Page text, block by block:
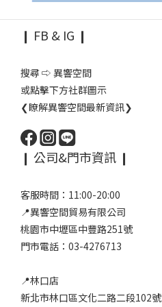
❙ FB & IG ❙
搜尋 ⇨ 異響空間
或點擊下方社群圖示
❮瞭解異響空間最新資訊❯
❙ 公司&門市資訊 ❙
客服時間：11:00-20:00
📍異響空間貿易有限公司
桃園市中壢區中豐路251號
門市電話：03-4276713
📍林口店
新北市林口區文化二路二段102號